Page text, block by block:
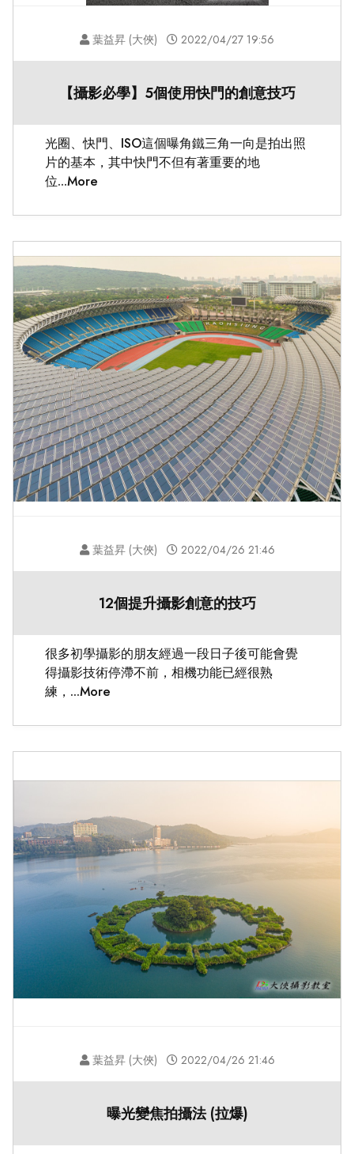
葉益昇 (大俠) 2022/04/27 19:56
【攝影必學】5個使用快門的創意技巧
光圈、快門、ISO這個曝角鐵三角一向是拍出照
片的基本，其中快門不但有著重要的地
位...More
葉益昇 (大俠) 2022/04/26 21:46
12個提升攝影創意的技巧
很多初學攝影的朋友經過一段日子後可能會覺
得攝影技術停滯不前，相機功能已經很熟
練，...More
葉益昇 (大俠) 2022/04/26 21:46
曝光變焦拍攝法 (拉爆)